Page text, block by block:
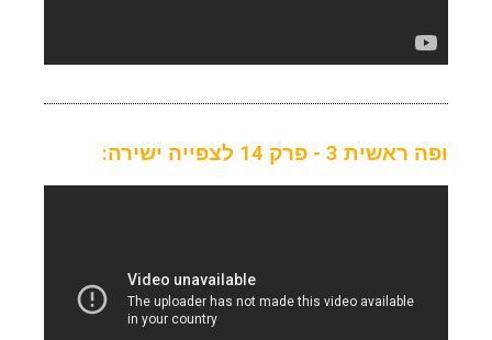
ופה ראשית 3 - פרק 14 לצפייה ישירה: